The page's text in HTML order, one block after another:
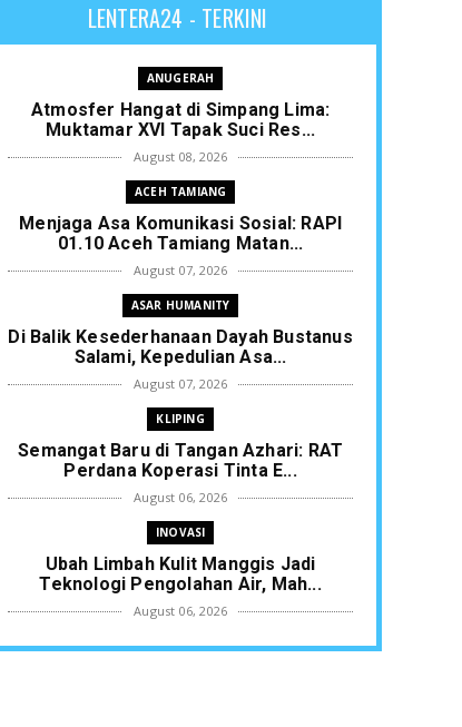
LENTERA24 - TERKINI
ANUGERAH
Atmosfer Hangat di Simpang Lima:
Muktamar XVI Tapak Suci Res...
August 08, 2026
ACEH TAMIANG
Menjaga Asa Komunikasi Sosial: RAPI
01.10 Aceh Tamiang Matan...
August 07, 2026
ASAR HUMANITY
Di Balik Kesederhanaan Dayah Bustanus
Salami, Kepedulian Asa...
August 07, 2026
KLIPING
Semangat Baru di Tangan Azhari: RAT
Perdana Koperasi Tinta E...
August 06, 2026
INOVASI
Ubah Limbah Kulit Manggis Jadi
Teknologi Pengolahan Air, Mah...
August 06, 2026
KLIPING